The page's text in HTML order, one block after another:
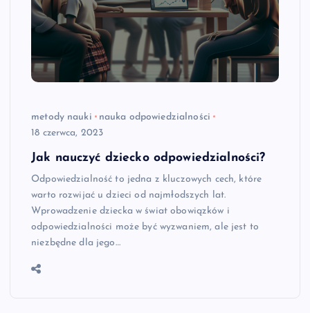
metody nauki
nauka odpowiedzialności
18 czerwca, 2023
Jak nauczyć dziecko odpowiedzialności?
Odpowiedzialność to jedna z kluczowych cech, które
warto rozwijać u dzieci od najmłodszych lat.
Wprowadzenie dziecka w świat obowiązków i
odpowiedzialności może być wyzwaniem, ale jest to
niezbędne dla jego…